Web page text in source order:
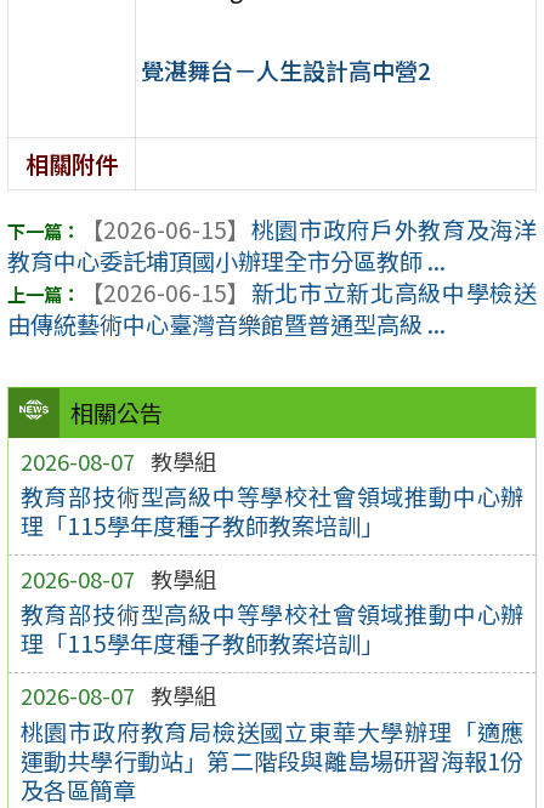
相關公告
2026-08-07 教學組
教育部技術型高級中等學校社會領域推動中心辦
理「115學年度種子教師教案培訓」
2026-08-07 教學組
教育部技術型高級中等學校社會領域推動中心辦
理「115學年度種子教師教案培訓」
2026-08-07 教學組
桃園市政府教育局檢送國立東華大學辦理「適應
運動共學行動站」第二階段與離島場研習海報1份
及各區簡章
覺湛舞台－人生設計高中營2
相關附件
【2026-06-15】 桃園市政府戶外教育及海洋
教育中心委託埔頂國小辦理全市分區教師 ...
【2026-06-15】 新北市立新北高級中學檢送
由傳統藝術中心臺灣音樂館暨普通型高級 ...